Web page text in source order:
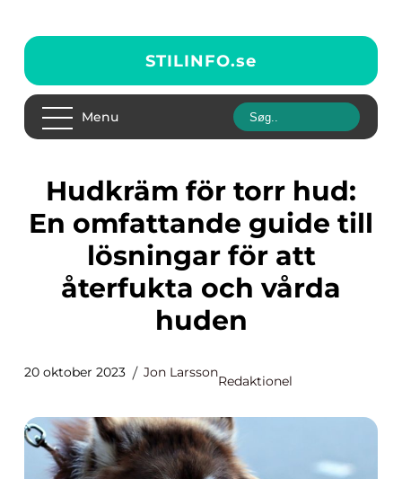
STILINFO.se
Menu
Hudkräm för torr hud:
En omfattande guide till
lösningar för att
återfukta och vårda
huden
20 oktober 2023 Jon Larsson
Redaktionel